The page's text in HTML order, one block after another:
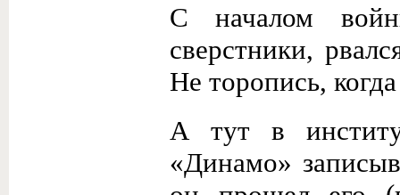
С началом
сверстники,
Не торопись,
А тут в
«Динамо»